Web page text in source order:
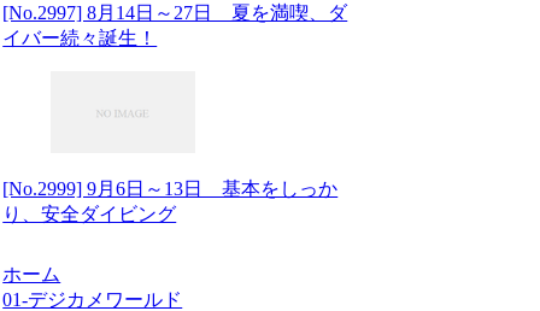
[No.2997] 8月14日～27日 夏を満喫、ダ
イバー続々誕生！
[No.2999] 9月6日～13日 基本をしっか
り、安全ダイビング
ホーム
01-デジカメワールド